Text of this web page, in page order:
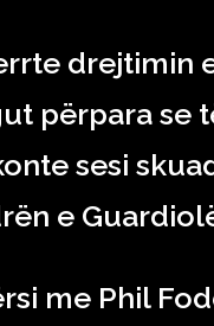
drejtimin
përpara se
sesi
e
me Phil